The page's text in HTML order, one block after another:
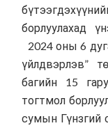
борлуулахад
2024 оны 6
үйлдвэрлэв”
багийн 15
тогтмол
сумын Гүнзгий